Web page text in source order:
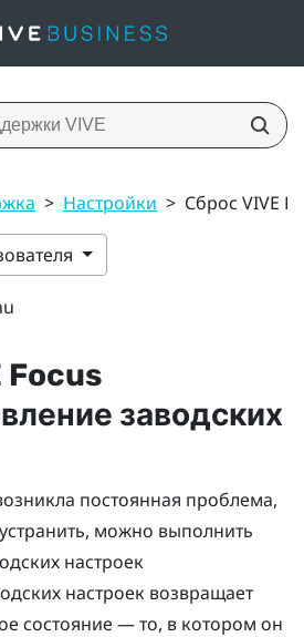
> Настройки > Сброс VIVE
Focus
заводских
постоянная проблема,
можно выполнить
настроек
настроек возвращает
состояние — то, в котором он